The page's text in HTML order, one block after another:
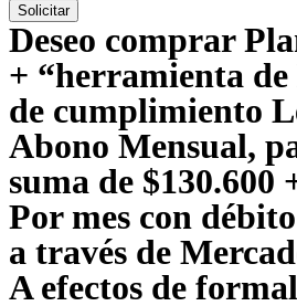
Solicitar
Deseo comprar
+ “herramienta
de cumplimiento
Abono Mensual,
suma de $130.600
Por mes con
a través de
A efectos de